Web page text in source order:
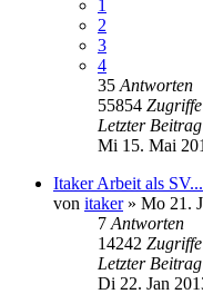
1
2
3
4
35 Antworten
55854 Zugriffe
Letzter Beitrag
Mi 15. Mai
Itaker Arbeit als SV...
von itaker» Mo 21.
7 Antworten
14242 Zugriffe
Letzter Beitrag
Di 22. Jan